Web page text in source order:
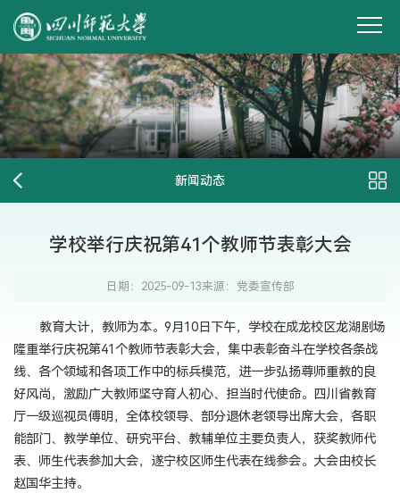
新闻动态
学校举行庆祝第41个教师节表彰大会
日期：2025-09-13来源：党委宣传部
教育大计，教师为本。9月10日下午，学校在成龙校区龙湖剧场
隆重举行庆祝第41个教师节表彰大会，集中表彰奋斗在学校各条战
线、各个领域和各项工作中的标兵模范，进一步弘扬尊师重教的良
好风尚，激励广大教师坚守育人初心、担当时代使命。四川省教育
厅一级巡视员傅明，全体校领导、部分退休老领导出席大会，各职
能部门、教学单位、研究平台、教辅单位主要负责人，获奖教师代
表、师生代表参加大会，遂宁校区师生代表在线参会。大会由校长
赵国华主持。